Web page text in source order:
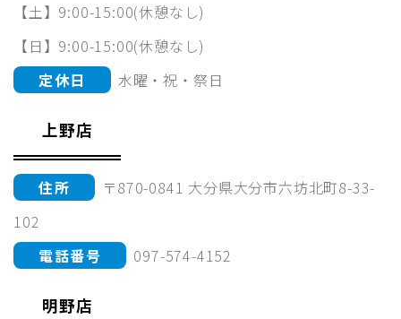
【土】9:00-15:00(休憩なし)
【日】9:00-15:00(休憩なし)
定休日
水曜・祝・祭日
上野店
住所
〒870-0841 大分県大分市六坊北町8-33-
102
電話番号
097-574-4152
明野店